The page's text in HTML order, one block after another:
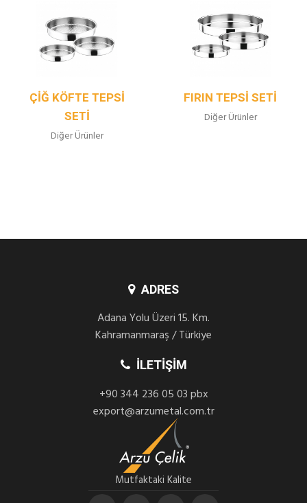
ÇIĞ KÖFTE TEPSI
SETI
Diğer Ürünler
FIRIN TEPSI SETI
Diğer Ürünler
ADRES
Adana Yolu Üzeri 15. Km.
Kahramanmaraş / Türkiye
İLETIŞIM
+90 344 236 05 03 pbx
export@arzumetal.com.tr
Mutfaktaki Kalite